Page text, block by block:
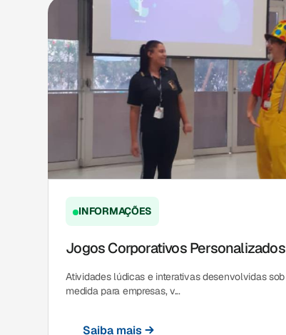
INFORMAÇÕES
Jogos Corporativos Personalizados
Atividades lúdicas e interativas desenvolvidas sob
medida para empresas, v...
Saiba mais